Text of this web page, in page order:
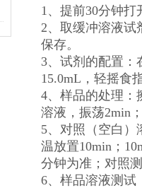
1、提前30分钟
2、取缓冲溶液试
保存。
3、试剂的配置：
15.0mL，轻摇食
4、样品的处理：
溶液，振荡2min
5、对照（空白）
温放置10min；
分钟为准；对照
6、样品溶液测试